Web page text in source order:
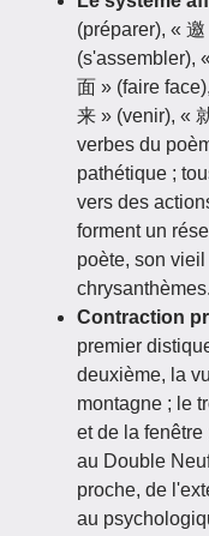
(préparer), «
(s'assembler),
面 » (faire
来 » (venir), «
verbes du
pathétique ;
vers des
forment un
poète, son
chrysanthèmes.
Contraction
premier
deuxième, la
montagne ; le
et de la fenêtre
au Double
proche, de
au